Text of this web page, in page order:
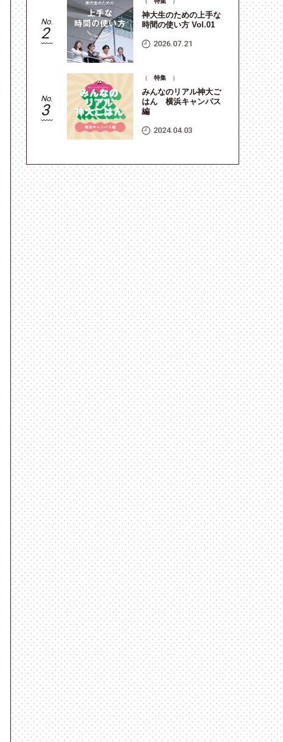
No.
2
神大生のための上手な
時間の使い方 Vol.01
2026.07.21
No.
3
みんなのリアル神大ご
はん 横浜キャンパス
編
2024.04.03
（ 特集）